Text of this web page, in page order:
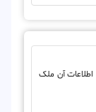
اطلاعات آن ملک